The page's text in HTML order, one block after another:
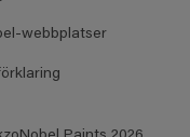
webbplatser